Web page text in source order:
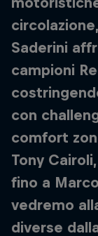
Saderini
campioni
con
comfort
Tony
fino a
vedremo
diverse